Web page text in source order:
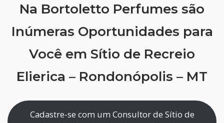
Na Bortoletto Perfumes são
Inúmeras Oportunidades para
Você em Sítio de Recreio
Elierica – Rondonópolis – MT
Cadastre-se com um Consultor de Sítio de